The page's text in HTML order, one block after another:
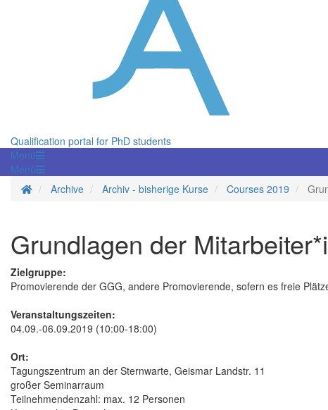
Qualification portal for PhD students
Menü
Menü
Homepage
Archive Archiv - bisherige Kurse Courses 2019
Grundlagen der
Zielgruppe:
Promovierende der GGG, andere Promovierende, sofern es freie
Veranstaltungszeiten:
04.09.-06.09.2019 (10:00-18:00)
Ort:
Tagungszentrum an der Sternwarte, Geismar Landstr. 11
großer Seminarraum
Teilnehmendenzahl: max. 12 Personen